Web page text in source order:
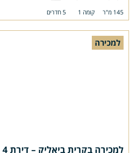
145 מ"ר קומה 1 5 חדרים
למכירה